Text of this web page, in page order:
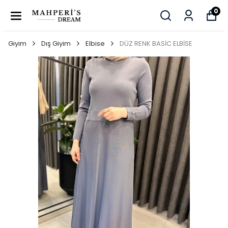
0
Giyim Dış Giyim Elbise DÜZ RENK BASİC ELBİSE